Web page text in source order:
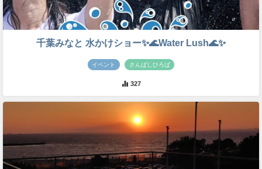
千葉みなと 水かけショー✨🌊Water Lush🌊✨
イベント さんばしひろば
327